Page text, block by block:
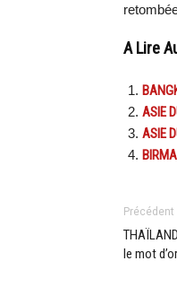
A Lire
ASIE
ASIE
Précédent
le mot